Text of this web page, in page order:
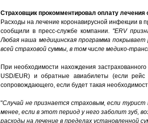
Страховщик прокомментировал оплату лечения
Расходы на лечение коронавирусной инфекции в
сообщили в пресс-службе компании. "ERV
Любая наша медицинская программа покрывает
всей страховой суммы, в том числе медико-
При необходимости нахождения
USD/EUR) и обратные авиабилеты (если
сопровождающего, если будет такая
"Случай не признается страховым, если турист
менее, если в этот период у него заболит зуб,
расходы на лечение в пределах установленной